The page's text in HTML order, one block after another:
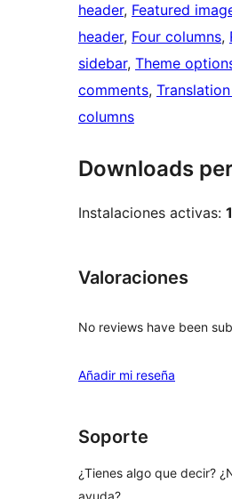
header, Featured
header, Four columns,
sidebar, Theme
comments,
columns
Downloads
Instalaciones activas:
Valoraciones
No reviews have been
Añadir mi reseña
Soporte
¿Tienes algo que decir?